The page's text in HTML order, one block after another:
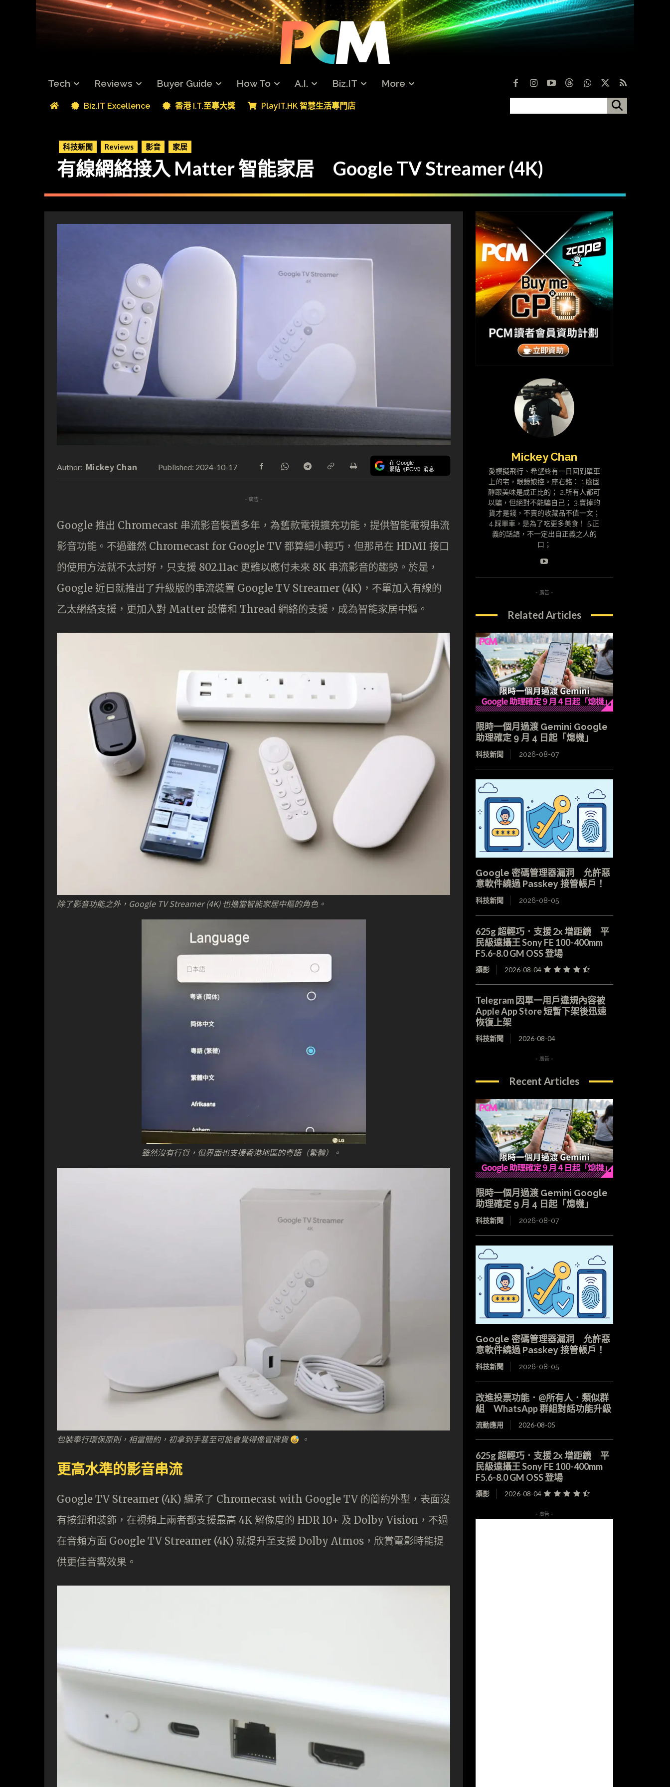
Tech Reviews Buyer Guide How To A.I. Biz.IT More
Biz.IT Excellence 香港 I.T.至專大獎 PlayIT.HK 智慧生活專門店
科技新聞 Reviews 影音 家居
有線網絡接入 Matter 智能家居 Google TV Streamer (4K)
Author: Mickey Chan Published: 2024-10-17 在 Google
緊貼《PCM》消息
- 廣告 -
Google 推出 Chromecast 串流影音裝置多年，為舊款電視擴充功能，提供智能電視串流
影音功能。不過雖然 Chromecast for Google TV 都算細小輕巧，但那吊在 HDMI 接口
的使用方法就不太討好，只支援 802.11ac 更難以應付未來 8K 串流影音的趨勢。於是，
Google 近日就推出了升級版的串流裝置 Google TV Streamer (4K)，不單加入有線的
乙太網絡支援，更加入對 Matter 設備和 Thread 網絡的支援，成為智能家居中樞。
除了影音功能之外，Google TV Streamer (4K) 也擔當智能家居中樞的角色。
雖然沒有行貨，但界面也支援香港地區的粵語（繁體）。
包裝奉行環保原則，相當簡約，初拿到手甚至可能會覺得像冒牌貨 。
更高水準的影音串流
Google TV Streamer (4K) 繼承了 Chromecast with Google TV 的簡約外型，表面沒
有按鈕和裝飾，在視頻上兩者都支援最高 4K 解像度的 HDR 10+ 及 Dolby Vision，不過
在音頻方面 Google TV Streamer (4K) 就提升至支援 Dolby Atmos，欣賞電影時能提
供更佳音響效果。
Mickey Chan
愛模擬飛行、希望終有一日回到單車
上的宅，眼鏡娘控。座右銘： 1.膽固
醇跟美味是成正比的； 2.所有人都可
以騙，但絕對不能騙自己； 3.賣掉的
貨才是錢，不賣的收藏品不值一文；
4.踩單車，是為了吃更多美食！ 5.正
義的話語，不一定出自正義之人的
口；
- 廣告 -
Related Articles
限時一個月過渡 Gemini Google
助理確定 9 月 4 日起「熄機」
科技新聞 2026-08-07
Google 密碼管理器漏洞 允許惡
意軟件繞過 Passkey 接管帳戶！
科技新聞 2026-08-05
625g 超輕巧．支援 2x 增距鏡 平
民級遠攝王 Sony FE 100-400mm
F5.6-8.0 GM OSS 登場
攝影 2026-08-04
Telegram 因單一用戶違規內容被
Apple App Store 短暫下架後迅速
恢復上架
科技新聞 2026-08-04
- 廣告 -
Recent Articles
限時一個月過渡 Gemini Google
助理確定 9 月 4 日起「熄機」
科技新聞 2026-08-07
Google 密碼管理器漏洞 允許惡
意軟件繞過 Passkey 接管帳戶！
科技新聞 2026-08-05
改進投票功能．@所有人．類似群
組 WhatsApp 群組對話功能升級
流動應用 2026-08-05
625g 超輕巧．支援 2x 增距鏡 平
民級遠攝王 Sony FE 100-400mm
F5.6-8.0 GM OSS 登場
攝影 2026-08-04
- 廣告 -